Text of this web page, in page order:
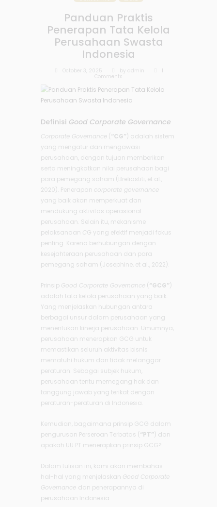
Panduan Praktis
Penerapan Tata Kelola
Perusahaan Swasta
Indonesia
October 3, 2025 by admin
1
Comments
Definisi Good Corporate Governance
Corporate Governance (“CG” ) adalah sistem
yang mengatur dan mengawasi
perusahaan, dengan tujuan memberikan
serta meningkatkan nilai perusahaan bagi
para pemegang saham (Breliastiti, et al.,
2020). Penerapan corporate governance
yang baik akan memperkuat dan
mendukung aktivitas operasional
perusahaan. Selain itu, mekanisme
pelaksanaan CG yang efektif menjadi fokus
penting. Karena berhubungan dengan
kesejahteraan perusahaan dan para
pemegang saham (Josephine, et al., 2022).
Prinsip Good Corporate Governance (“GCG” )
adalah tata kelola perusahaan yang baik.
Yang menjelaskan hubungan antara
berbagai unsur dalam perusahaan yang
menentukan kinerja perusahaan. Umumnya,
perusahaan menerapkan GCG untuk
memastikan seluruh aktivitas bisnis
mematuhi hukum dan tidak melanggar
peraturan. Sebagai subjek hukum,
perusahaan tentu memegang hak dan
tanggung jawab yang terikat dengan
peraturan-peraturan di Indonesia.
Kemudian, bagaimana prinsip GCG dalam
pengurusan Perseroan Terbatas (“PT” ) dan
apakah UU PT menerapkan prinsip GCG?
Dalam tulisan ini, kami akan membahas
hal-hal yang menjelaskan Good Corporate
Governance dan penerapannya di
perusahaan Indonesia.